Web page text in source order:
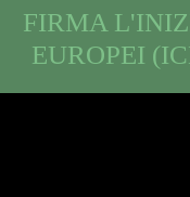
FIRMA
EUROPEI